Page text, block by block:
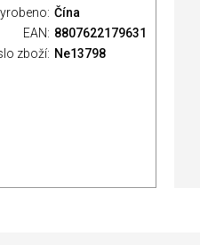
Čína
EAN: 8807622179631
zboží: Ne13798